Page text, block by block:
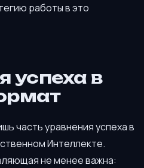
работы в это
успеха в
часть уравнения успеха в
Интеллекте.
не менее важна: